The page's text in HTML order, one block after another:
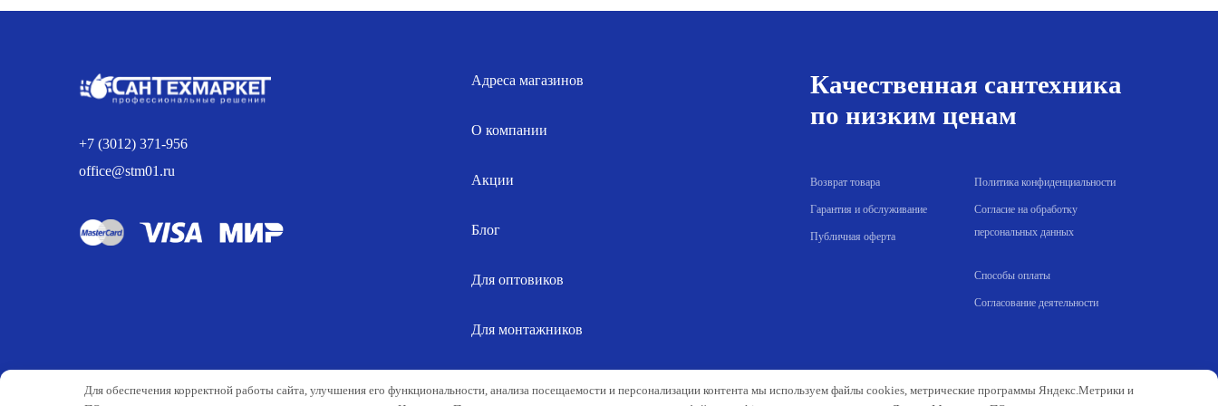
225.00 р..
744.00 р..
96.00 р..
191.00 р..
+7 (3012) 371-956
office@stm01.ru
Адреса магазинов
О компании
Акции
Блог
Для оптовиков
Для монтажников
Качественная сантехника
по низким ценам
Возврат товара
Гарантия и обслуживание
Публичная оферта
Политика конфиденциальности
Согласие на обработку
персональных данных
Способы оплаты
Согласование деятельности
Для обеспечения корректной работы сайта, улучшения его функциональности, анализа посещаемости и персонализации контента мы используем файлы cookies, метрические программы Яндекс.Метрики и